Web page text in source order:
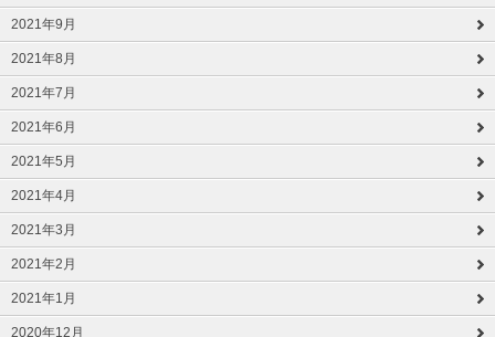
2021年9月
2021年8月
2021年7月
2021年6月
2021年5月
2021年4月
2021年3月
2021年2月
2021年1月
2020年12月